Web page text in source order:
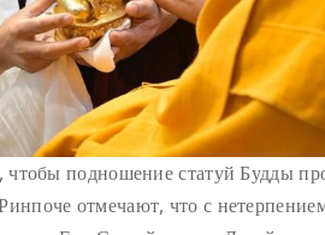
подношение статуй Будды
отмечают, что с